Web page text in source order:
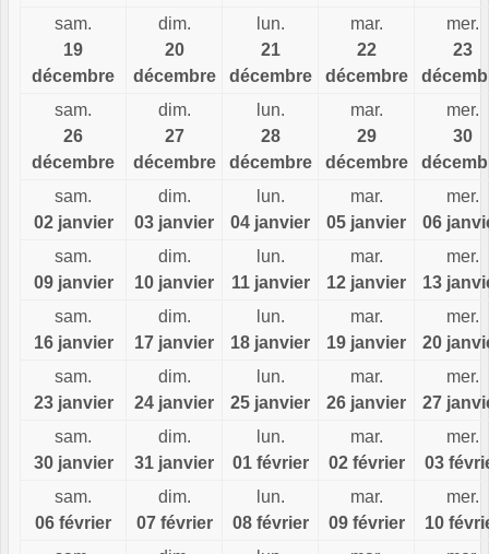
sam.
19
décembre
dim.
20
décembre
lun.
21
décembre
mar.
22
décembre
mer.
23
sam.
26
décembre
dim.
27
décembre
lun.
28
décembre
mar.
29
décembre
mer.
30
sam.
02 janvier
dim.
03 janvier
lun.
04 janvier
mar.
05 janvier
mer.
06
sam.
09 janvier
dim.
10 janvier
lun.
11 janvier
mar.
12 janvier
mer.
13
sam.
16 janvier
dim.
17 janvier
lun.
18 janvier
mar.
19 janvier
mer.
20
sam.
23 janvier
dim.
24 janvier
lun.
25 janvier
mar.
26 janvier
mer.
27
sam.
30 janvier
dim.
31 janvier
lun.
01 février
mar.
02 février
mer.
03
sam.
06 février
dim.
07 février
lun.
08 février
mar.
09 février
mer.
10